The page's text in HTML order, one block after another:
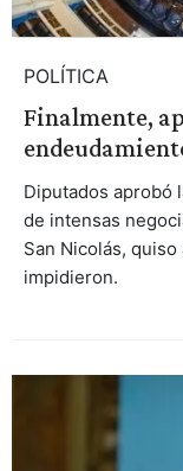
POLÍTICA
Finalmente,
Diputados aprobó
de intensas
San Nicolás,
impidieron.